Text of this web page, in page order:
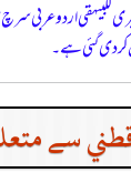
للبيهقي اردو عربی
دی گئی ہے۔
سے